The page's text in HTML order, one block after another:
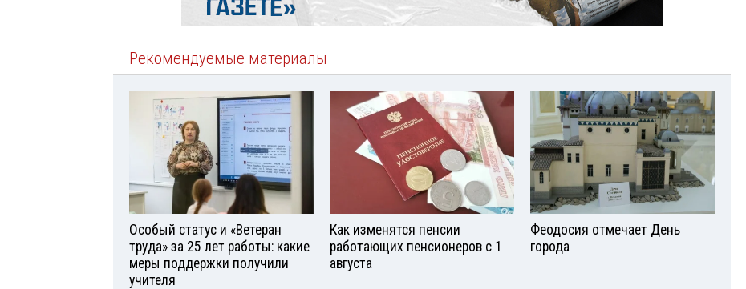
Рекомендуемые материалы
Особый статус и «Ветеран
труда» за 25 лет работы: какие
меры поддержки получили
учителя
Как изменятся пенсии
работающих пенсионеров с 1
августа
Феодосия отмечает День
города